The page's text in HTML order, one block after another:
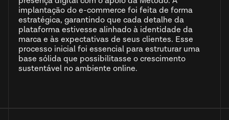
implantação do e-commerce foi feita de forma
estratégica, garantindo que cada detalhe da
plataforma estivesse alinhado à identidade da
marca e às expectativas de seus clientes. Esse
processo inicial foi essencial para estruturar uma
base sólida que possibilitasse o crescimento
sustentável no ambiente online.